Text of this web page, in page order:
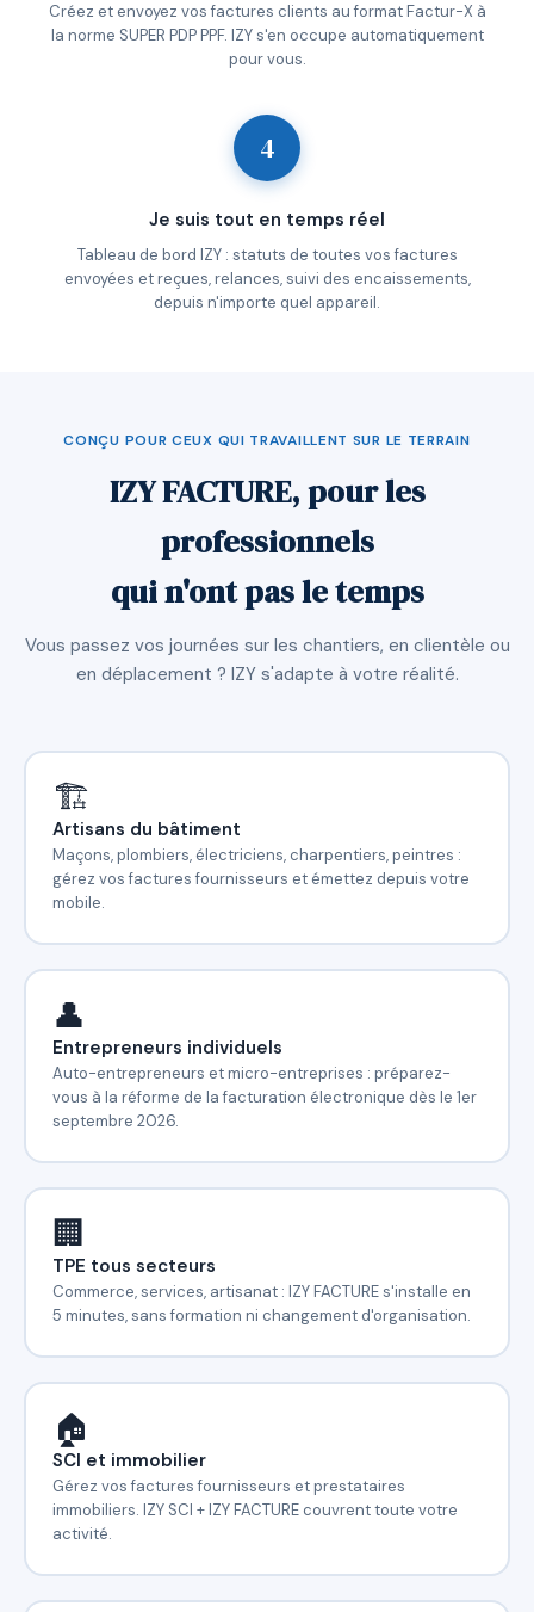
Créez et envoyez vos factures clients au format Factur-X à
la norme SUPER PDP PPF. IZY s'en occupe automatiquement
pour vous.
4
Je suis tout en temps réel
Tableau de bord IZY : statuts de toutes vos factures
envoyées et reçues, relances, suivi des encaissements,
depuis n'importe quel appareil.
CONÇU POUR CEUX QUI TRAVAILLENT SUR LE TERRAIN
IZY FACTURE, pour les
professionnels
qui n'ont pas le temps
Vous passez vos journées sur les chantiers, en clientèle ou
en déplacement ? IZY s'adapte à votre réalité.
🏗️
Artisans du bâtiment
Maçons, plombiers, électriciens, charpentiers, peintres :
gérez vos factures fournisseurs et émettez depuis votre
mobile.
👤
Entrepreneurs individuels
Auto-entrepreneurs et micro-entreprises : préparez-
vous à la réforme de la facturation électronique dès le 1er
septembre 2026.
🏢
TPE tous secteurs
Commerce, services, artisanat : IZY FACTURE s'installe en
5 minutes, sans formation ni changement d'organisation.
🏠
SCI et immobilier
Gérez vos factures fournisseurs et prestataires
immobiliers. IZY SCI + IZY FACTURE couvrent toute votre
activité.